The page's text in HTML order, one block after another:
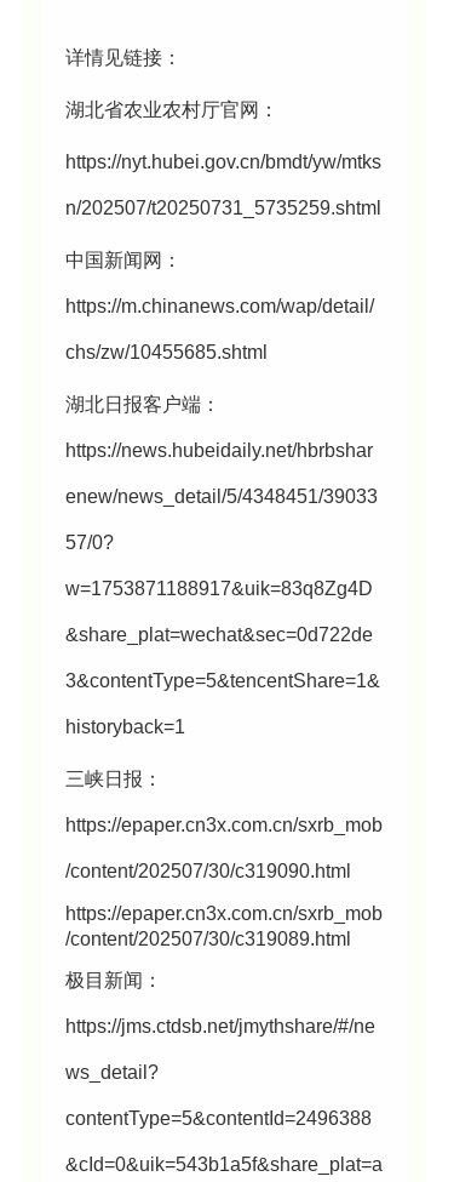
详情见链接：
湖北省农业农村厅官网：
https://nyt.hubei.gov.cn/bmdt/yw/mtks
n/202507/t20250731_5735259.shtml
中国新闻网：
https://m.chinanews.com/wap/detail/
chs/zw/10455685.shtml
湖北日报客户端：
https://news.hubeidaily.net/hbrbshar
enew/news_detail/5/4348451/39033
57/0?
w=1753871188917&uik=83q8Zg4D
&share_plat=wechat&sec=0d722de
3&contentType=5&tencentShare=1&
historyback=1
三峡日报：
https://epaper.cn3x.com.cn/sxrb_mob
/content/202507/30/c319090.html
https://epaper.cn3x.com.cn/sxrb_mob
/content/202507/30/c319089.html
极目新闻：
https://jms.ctdsb.net/jmythshare/#/ne
ws_detail?
contentType=5&contentId=2496388
&cId=0&uik=543b1a5f&share_plat=a